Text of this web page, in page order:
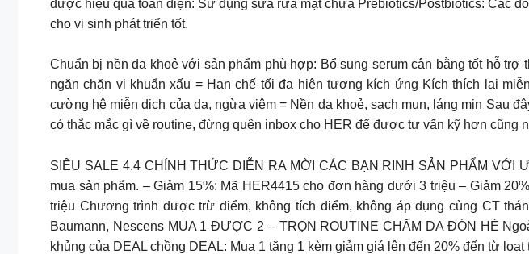
được hiệu quả toàn diện: Sử dụng sữa rửa mặt chứa Prebiotics/Postbiotics: Các
cho vi sinh phát triển tốt.
Chuẩn bị nền da khoẻ với sản phẩm phù hợp: Bổ sung serum cân bằng tốt hỗ
ngăn chặn vi khuẩn xấu = Hạn chế tối đa hiện tượng kích ứng Kích thích lại
cường hệ miễn dịch của da, ngừa viêm = Nền da khoẻ, sạch mụn, láng mịn Sau
có thắc mắc gì về routine, đừng quên inbox cho HER để được tư vấn kỹ hơn cũng
SIÊU SALE 4.4 CHÍNH THỨC DIỄN RA MỜI CÁC BẠN RINH SẢN PHẨM
mua sản phẩm. – Giảm 15%: Mã HER4415 cho đơn hàng dưới 3 triệu – Giảm
triệu Chương trình được trừ điểm, không tích điểm, không áp dụng cùng CT
Baumann, Nescens MUA 1 ĐƯỢC 2 – TRỌN ROUTINE CHĂM DA ĐÓN HÈ
khủng của DEAL chồng DEAL: Mua 1 tặng 1 kèm giảm giá lên đến 20% đến từ